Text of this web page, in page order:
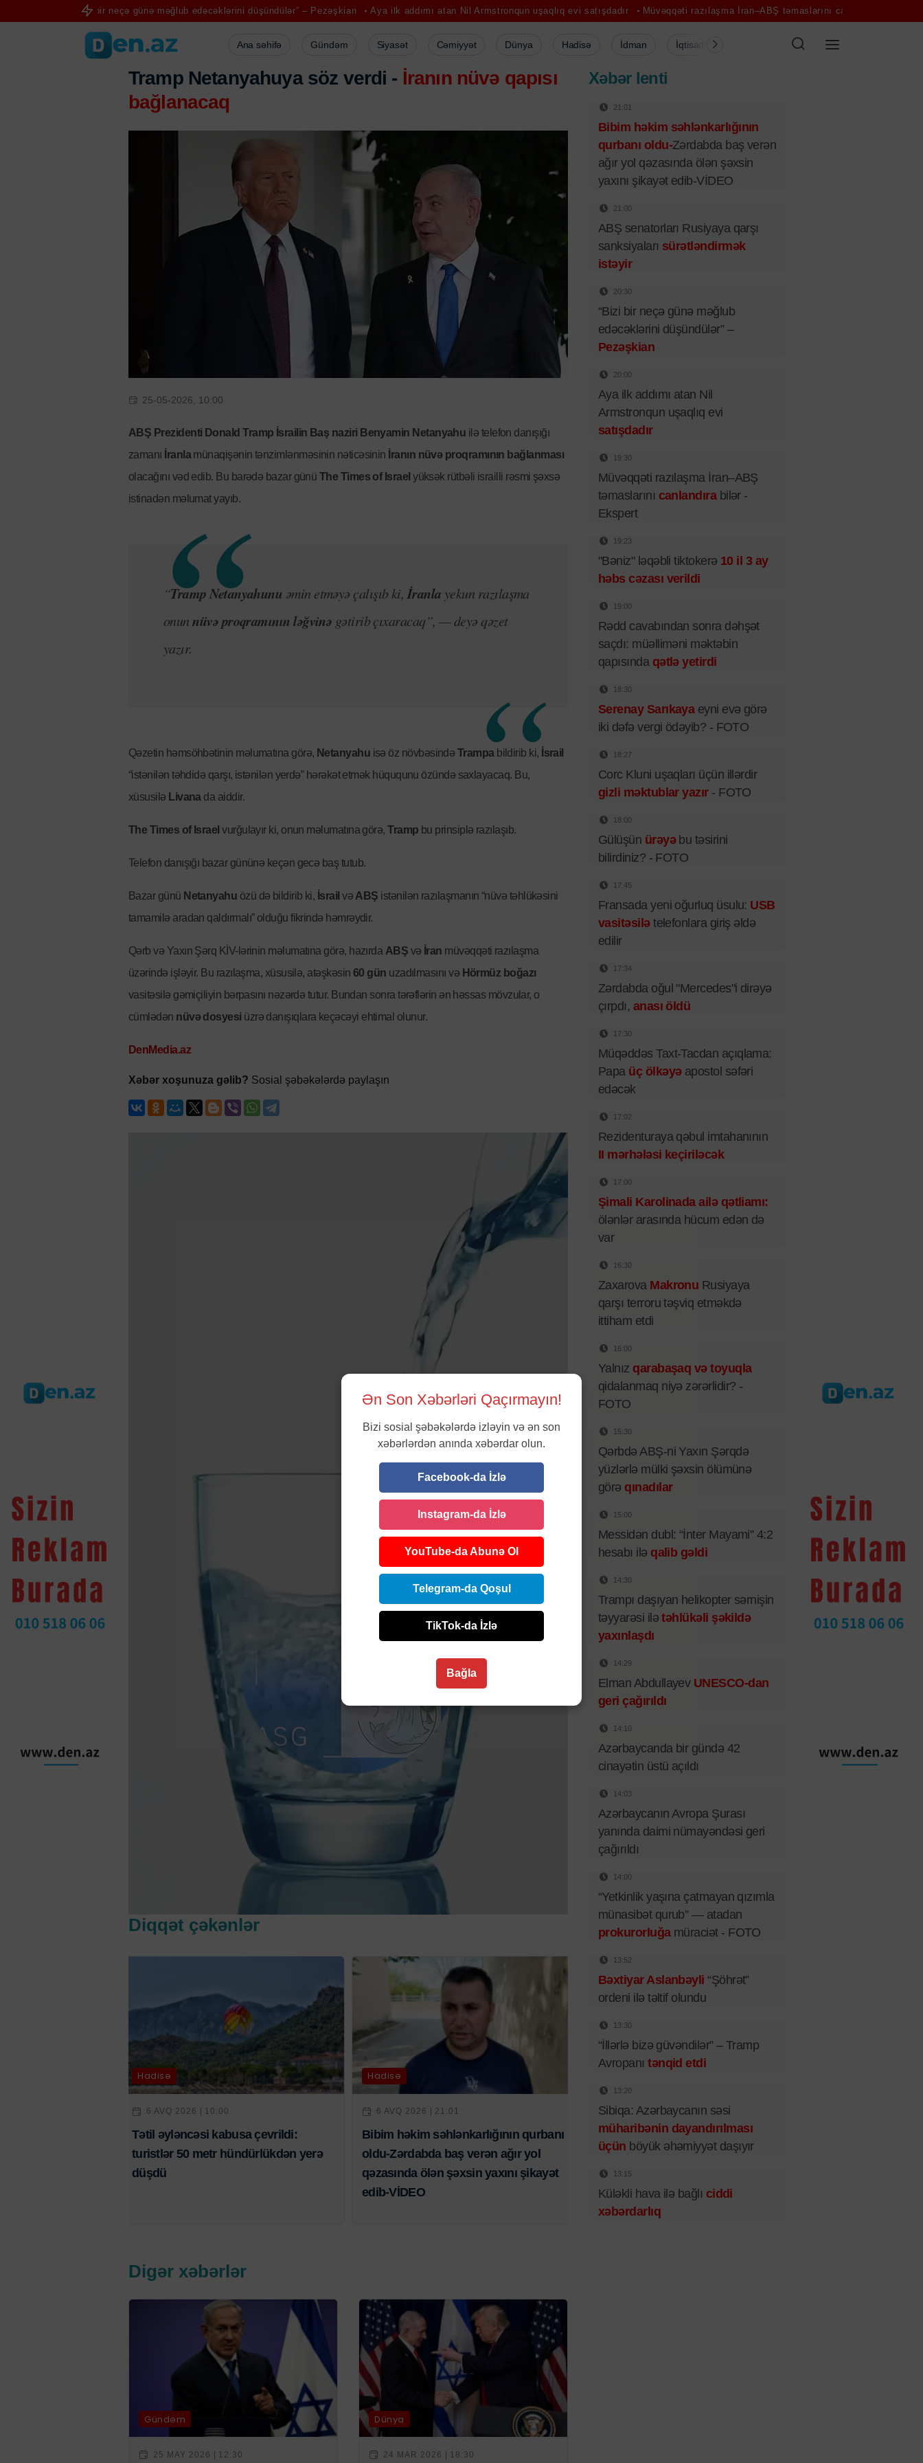
“Bizi bir neçə günə məğlub edəcəklərini düşündülər” – Pezəşkian Aya ilk addımı atan Nil Armstronqun uşaqlıq evi satışdadır Müvəqqəti razılaşma İran–ABŞ təmaslarını canlandıra bilər - Ekspert
Ana səhifə Gündəm Siyasət Cəmiyyət Dünya Hadisə İdman İqtisadiyyat Şou-biznes Müsahibə
Tramp Netanyahuya söz verdi - İranın nüvə qapısı
bağlanacaq
25-05-2026, 10:00
ABŞ Prezidenti Donald Tramp İsrailin Baş naziri Benyamin Netanyahu ilə telefon danışığı
zamanı İranlamünaqişənin tənzimlənməsinin nəticəsinin İranın nüvə proqramının bağlanması
olacağını vəd edib. Bu barədə bazar günü The Times of Israel yüksək rütbəli israilli rəsmi şəxsə
istinadən məlumat yayıb.
“TrampNetanyahunu əmin etməyə çalışıb ki, İranla yekun razılaşma
onunnüvə proqramının ləğvinə gətirib çıxaracaq”, — deyə qəzet
yazır.
Qəzetin həmsöhbətinin məlumatına görə, Netanyahu isə öz növbəsində Trampabildirib ki, İsrail
“istənilən təhdidə qarşı, istənilən yerdə” hərəkət etmək hüququnu özündə saxlayacaq. Bu,
xüsusilə Livanada aiddir.
The Times of Israel vurğulayır ki, onun məlumatına görə,Tramp bu prinsiplə razılaşıb.
Telefon danışığı bazar gününə keçən gecə baş tutub.
Bazar günü Netanyahu özü də bildirib ki, İsrail və ABŞ istənilən razılaşmanın “nüvə təhlükəsini
tamamilə aradan qaldırmalı” olduğu fikrində həmrəydir.
Qərb və Yaxın Şərq KİV-lərinin məlumatına görə, hazırda ABŞ və İran müvəqqəti razılaşma
üzərində işləyir. Bu razılaşma, xüsusilə, atəşkəsin 60 gün uzadılmasını və Hörmüz boğazı
vasitəsilə gəmiçiliyin bərpasını nəzərdə tutur. Bundan sonra tərəflərin ən həssas mövzular, o
cümlədən nüvə dosyesi üzrə danışıqlara keçəcəyi ehtimal olunur.
DenMedia.az
Xəbər xoşunuza gəlib? Sosial şəbəkələrdə paylaşın
Diqqət çəkənlər
Hadisə
6 AVQ 2026 | 10:00
Tətil əyləncəsi kabusa çevrildi:
turistlər 50 metr hündürlükdən yerə
düşdü
Hadisə
6 AVQ 2026 | 21:01
Bibim həkim səhlənkarlığının qurbanı
oldu-Zərdabda baş verən ağır yol
qəzasında ölən şəxsin yaxını şikayət
edib-VİDEO
Digər xəbərlər
Gündəm
25 MAY 2026 | 12:30
Dünya
24 MAR 2026 | 18:30
Xəbər lenti
21:01
Bibim həkim səhlənkarlığının
qurbanı oldu-Zərdabda baş verən
ağır yol qəzasında ölən şəxsin
yaxını şikayət edib-VİDEO
21:00
ABŞ senatorları Rusiyaya qarşı
sanksiyaları sürətləndirmək
istəyir
20:30
“Bizi bir neçə günə məğlub
edəcəklərini düşündülər” –
Pezəşkian
20:00
Aya ilk addımı atan Nil
Armstronqun uşaqlıq evi
satışdadır
19:30
Müvəqqəti razılaşma İran–ABŞ
təmaslarını canlandırabilər -
Ekspert
19:23
"Bəniz" ləqəbli tiktokerə 10 il 3 ay
həbs cəzası verildi
19:00
Rədd cavabından sonra dəhşət
saçdı: müəlliməni məktəbin
qapısında qətlə yetirdi
18:30
Serenay Sarıkayaeyni evə görə
iki dəfə vergi ödəyib? - FOTO
18:27
Corc Kluni uşaqları üçün illərdir
gizli məktublar yazır- FOTO
18:00
Gülüşün ürəyəbu təsirini
bilirdiniz? - FOTO
17:45
Fransada yeni oğurluq üsulu: USB
vasitəsilətelefonlara giriş əldə
edilir
17:34
Zərdabda oğul "Mercedes"i dirəyə
çırpdı, anası öldü
17:30
Müqəddəs Taxt-Tacdan açıqlama:
Papa üç ölkəyəapostol səfəri
edəcək
17:02
Rezidenturaya qəbul imtahanının
II mərhələsi keçiriləcək
17:00
Şimali Karolinada ailə qətliamı:
ölənlər arasında hücum edən də
var
16:30
Zaxarova Makronu Rusiyaya
qarşı terroru təşviq etməkdə
ittiham etdi
16:00
Yalnız qarabaşaq və toyuqla
qidalanmaq niyə zərərlidir? -
FOTO
15:30
Qərbdə ABŞ-ni Yaxın Şərqdə
yüzlərlə mülki şəxsin ölümünə
görə qınadılar
15:00
Messidən dubl: “İnter Mayami” 4:2
hesabı ilə qalib gəldi
14:30
Trampı daşıyan helikopter sərnişin
təyyarəsi ilətəhlükəli şəkildə
yaxınlaşdı
14:29
Elman Abdullayev UNESCO-dan
geri çağırıldı
14:10
Azərbaycanda bir gündə 42
cinayətin üstü açıldı
14:03
Azərbaycanın Avropa Şurası
yanında daimi nümayəndəsi geri
çağırıldı
14:00
“Yetkinlik yaşına çatmayan qızımla
münasibət qurub” — atadan
prokurorluğamüraciət - FOTO
13:52
Bəxtiyar Aslanbəyli “Şöhrət”
ordeni ilə təltif olundu
13:30
“İllərlə bizə güvəndilər” – Tramp
Avropanıtənqid etdi
13:20
Sibiqa: Azərbaycanın səsi
müharibənin dayandırılması
üçün böyük əhəmiyyət daşıyır
13:15
Küləkli hava ilə bağlı ciddi
xəbərdarlıq
Ən Son Xəbərləri Qaçırmayın!
Bizi sosial şəbəkələrdə izləyin və ən son
xəbərlərdən anında xəbərdar olun.
Facebook-da İzlə
Instagram-da İzlə
YouTube-da Abunə Ol
Telegram-da Qoşul
TikTok-da İzlə
Bağla